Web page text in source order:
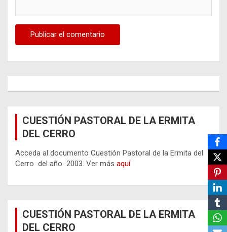
CUESTIÓN PASTORAL DE LA ERMITA
DEL CERRO
Acceda al documento Cuestión Pastoral de la Ermita del
Cerro del año 2003. Ver más aquí
CUESTIÓN PASTORAL DE LA ERMITA
DEL CERRO